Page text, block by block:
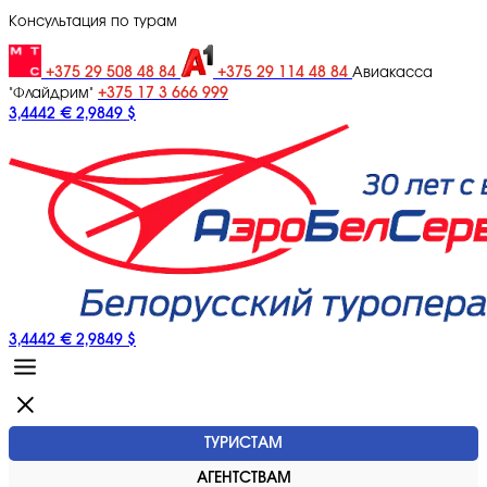
Консультация по турам
+375 29 508 48 84 +375 29 114 48 84 Авиакасса
"Флайдрим" +375 17 3 666 999
3,4442 € 2,9849 $
3,4442 € 2,9849 $
ТУРИСТАМ
АГЕНТСТВАМ